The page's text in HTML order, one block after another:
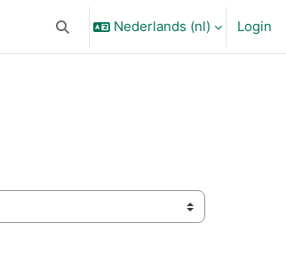
Schakel zoek invoer
Nederlands ‎(nl)‎ Login